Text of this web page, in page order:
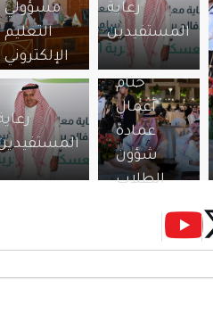
رعاية
المستفيدين
مسؤولي
التعليم
الإلكتروني
ختام
أعمال
عمادة
شؤون
الطلاب
رعاية
المستفيدين